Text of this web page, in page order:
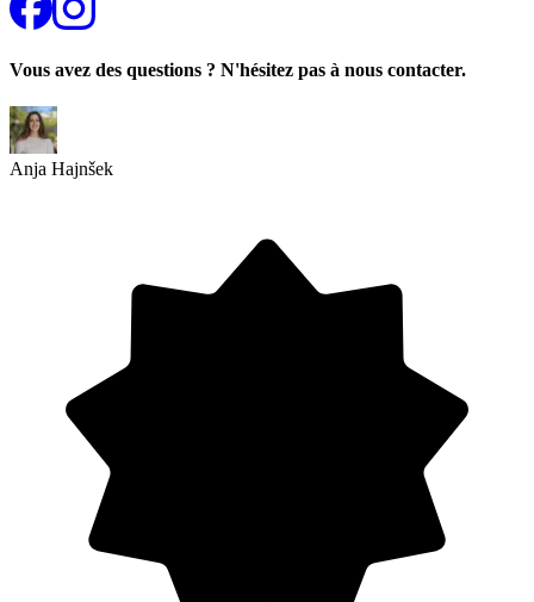
Vous avez des questions ? N'hésitez pas à nous contacter.
Anja Hajnšek